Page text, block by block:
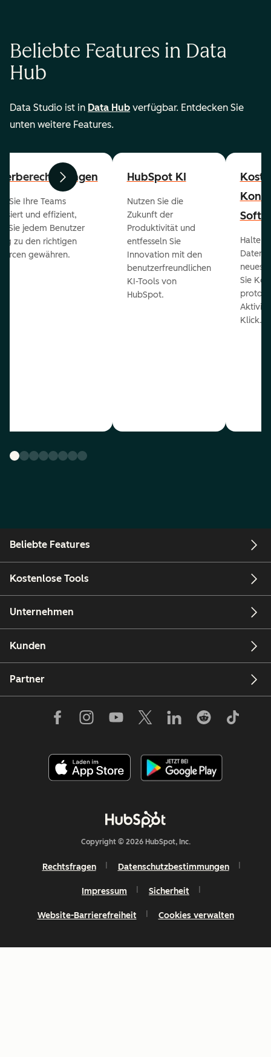
Beliebte Features in Data
Hub
Data Studio ist in Data Hub verfügbar. Entdecken Sie
unten weitere Features.
ZurückWeiter
Sie Ihre Teams
und effizient,
Sie jedem Benutzer
zu den richtigen
gewähren.
HubSpot KI
Nutzen Sie die
Zukunft der
Produktivität und
entfesseln Sie
Innovation mit den
benutzerfreundlichen
KI-Tools von
HubSpot.
Halten
Daten
Sie
Klick.
Beliebte Features
Kostenlose Tools
Unternehmen
Kunden
Partner
Copyright © 2026 HubSpot, Inc.
Rechtsfragen Datenschutzbestimmungen
Impressum Sicherheit
Website-Barrierefreiheit Cookies verwalten